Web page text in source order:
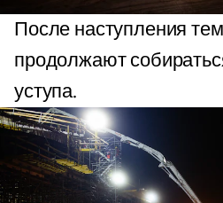
После наступления
продолжают
уступа.